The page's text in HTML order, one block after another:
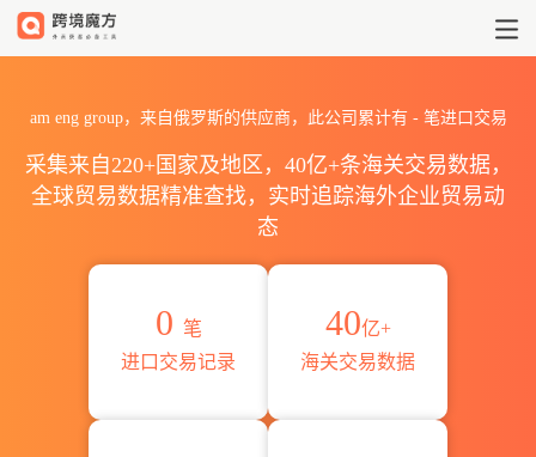
am eng group，来自俄罗斯的供应商，此公司累计有 -笔进口交易
采集来自220+国家及地区，40亿+条海关交易数据，
全球贸易数据精准查找，实时追踪海外企业贸易动
态
0 笔
进口交易记录
40亿+
海关交易数据